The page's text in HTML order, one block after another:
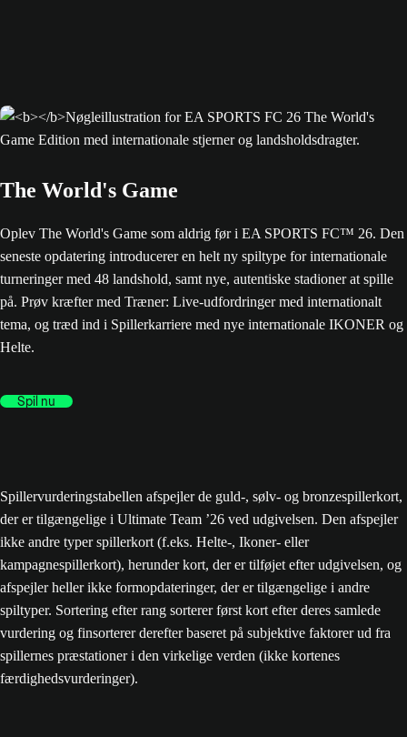
The World's Game
Oplev The World's Game som aldrig før i EA SPORTS FC™ 26. Den
seneste opdatering introducerer en helt ny spiltype for internationale
turneringer med 48 landshold, samt nye, autentiske stadioner at spille
på. Prøv kræfter med Træner: Live-udfordringer med internationalt
tema, og træd ind i Spillerkarriere med nye internationale IKONER og
Helte.
Spil nu
Spillervurderingstabellen afspejler de guld-, sølv- og bronzespillerkort,
der er tilgængelige i Ultimate Team ’26 ved udgivelsen. Den afspejler
ikke andre typer spillerkort (f.eks. Helte-, Ikoner- eller
kampagnespillerkort), herunder kort, der er tilføjet efter udgivelsen, og
afspejler heller ikke formopdateringer, der er tilgængelige i andre
spiltyper. Sortering efter rang sorterer først kort efter deres samlede
vurdering og finsorterer derefter baseret på subjektive faktorer ud fra
spillernes præstationer i den virkelige verden (ikke kortenes
færdighedsvurderinger).